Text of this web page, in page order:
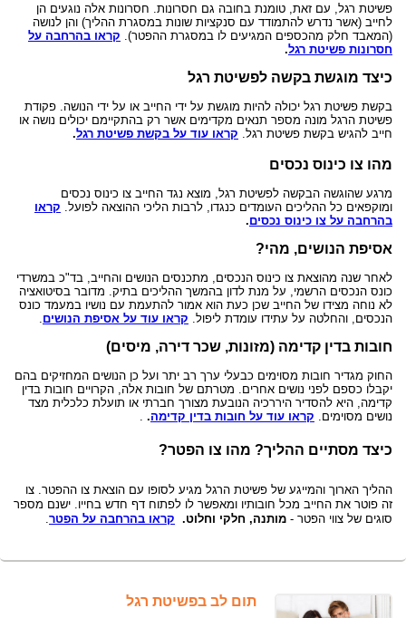
פשיטת רגל, עם זאת, טומנת בחובה גם חסרונות. חסרונות אלה נוגעים הן
לחייב (אשר נדרש להתמודד עם סנקציות שונות במסגרת ההליך) והן לנושה
(המאבד חלק מהכספים המגיעים לו במסגרת ההפטר). קראו בהרחבה על
חסרונות פשיטת רגל.
כיצד מוגשת בקשה לפשיטת רגל
בקשת פשיטת רגל יכולה להיות מוגשת על ידי החייב או על ידי הנושה. פקודת
פשיטת הרגל מונה מספר תנאים מקדימים אשר רק בהתקיימם יכולים נושה או
חייב להגיש בקשת פשיטת רגל. קראו עוד על בקשת פשיטת רגל.
מהו צו כינוס נכסים
מרגע שהוגשה הבקשה לפשיטת רגל, מוצא נגד החייב צו כינוס נכסים
ומוקפאים כל ההליכים העומדים כנגדו, לרבות הליכי ההוצאה לפועל. קראו
בהרחבה על צו כינוס נכסים.
אסיפת הנושים, מהי?
לאחר שנה מהוצאת צו כינוס הנכסים, מתכנסים הנושים והחייב, בד"כ במשרדי
כונס הנכסים הרשמי, על מנת לדון בהמשך ההליכים בתיק. מדובר בסיטואציה
לא נוחה מצידו של החייב שכן כעת הוא אמור להתעמת עם נושיו במעמד כונס
הנכסים, והחלטה על עתידו עומדת ליפול. קראו עוד על אסיפת הנושים
חובות בדין קדימה (מזונות, שכר דירה, מיסים)
החוק מגדיר חובות מסוימים כבעלי ערך רב יתר ועל כן הנושים המחזיקים בהם
יקבלו כספם לפני נושים אחרים. מטרתם של חובות אלה, הקרויים חובות בדין
קדימה, היא להסדיר היררכיה הנובעת מצורך חברתי או תועלת כלכלית מצד
נושים מסוימים. קראו עוד על חובות בדין קדימה.
כיצד מסתיים ההליך? מהו צו הפטר?
ההליך הארוך והמייגע של פשיטת הרגל מגיע לסופו עם הוצאת צו ההפטר. צו
זה פוטר את החייב מכל חובותיו ומאפשר לו לפתוח דף חדש בחייו. ישנם מספר
סוגים של צווי הפטר - מותנה, חלקי וחלוט. קראו בהרחבה על הפטר
תום לב בפשיטת רגל